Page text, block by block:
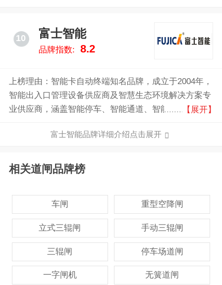
10 富士智能
品牌指数: 8.2
上榜理由：智能卡自动终端知名品牌，成立于2004年，
智能出入口管理设备供应商及智慧生态环境解决方案专
业供应商，涵盖智能停车、智能通道、智能门禁、智能
系，为智慧出行提供全栈解决方案。
【展开】
富士智能品牌详细介绍点击展开
相关道闸品牌榜
车闸 重型空降闸
立式三辊闸 手动三辊闸
三辊闸 停车场道闸
一字闸机 无簧道闸